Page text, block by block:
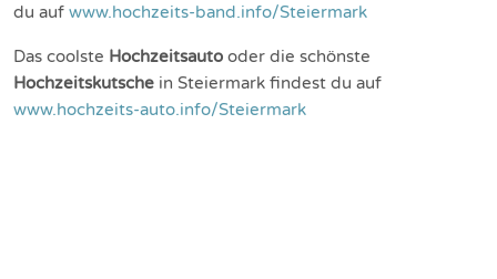
du auf www.hochzeits-band.info/Steiermark
Das coolste Hochzeitsauto oder die schönste
Hochzeitskutsche in Steiermark findest du auf
www.hochzeits-auto.info/Steiermark